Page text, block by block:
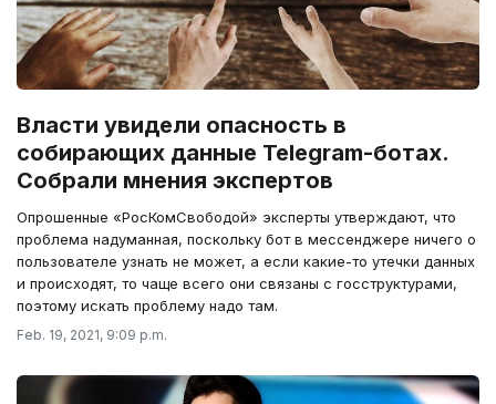
Власти увидели опасность в
собирающих данные Telegram-ботах.
Собрали мнения экспертов
Опрошенные «РосКомСвободой» эксперты утверждают, что
проблема надуманная, поскольку бот в мессенджере ничего о
пользователе узнать не может, а если какие-то утечки данных
и происходят, то чаще всего они связаны с госструктурами,
поэтому искать проблему надо там.
Feb. 19, 2021, 9:09 p.m.